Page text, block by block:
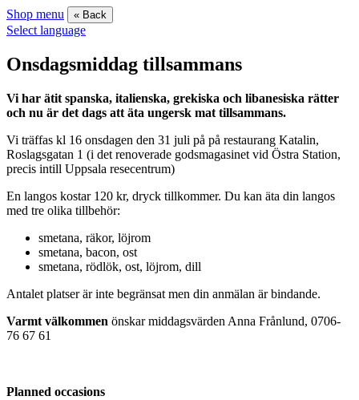
Shop menu « Back
Select language
Onsdagsmiddag tillsammans
Vi har ätit spanska, italienska, grekiska och libanesiska rätter
och nu är det dags att äta ungersk mat tillsammans.
Vi träffas kl 16 onsdagen den 31 juli på på restaurang Katalin,
Roslagsgatan 1 (i det renoverade godsmagasinet vid Östra Station,
precis intill Uppsala resecentrum)
En langos kostar 120 kr, dryck tillkommer. Du kan äta din langos
med tre olika tillbehör:
smetana, räkor, löjrom
smetana, bacon, ost
smetana, rödlök, ost, löjrom, dill
Antalet platser är inte begränsat men din anmälan är bindande.
Varmt välkommen önskar middagsvärden Anna Frånlund, 0706-
76 67 61
Planned occasions